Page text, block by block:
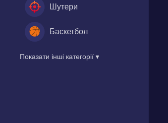
Шутери
Баскетбол
Показати інші категорії ▾